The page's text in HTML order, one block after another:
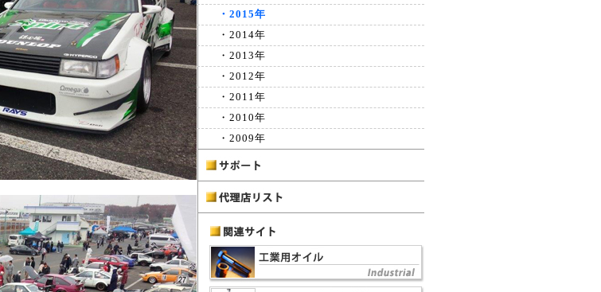
・2015年
・2014年
・2013年
・2012年
・2011年
・2010年
・2009年